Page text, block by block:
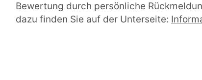
Bewertung durch persönliche
dazu finden Sie auf der Unterseite: